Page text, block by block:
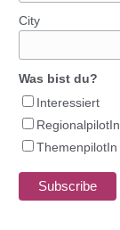
City
Was bist du?
Interessiert
RegionalpilotIn
ThemenpilotIn